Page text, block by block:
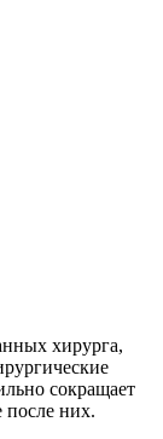
хирурга,
сокращает
после них.